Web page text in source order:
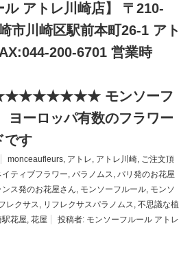
ル アトレ川崎店】 〒210-
市川崎区駅前本町26-1 アト
200-6701 営業時
モンソーフ
ヨーロッパ有数のフラワー
です
monceaufleurs, アトレ, アトレ川崎, ご注文頂
イティブフラワー, パラノムス, パリ発のお花屋
ンス発のお花屋さん, モンソーフルール, モンソ
レクサス, リフレクサスパラノムス, 不思議な植
駅花屋, 花屋 投稿者: モンソーフルール アトレ